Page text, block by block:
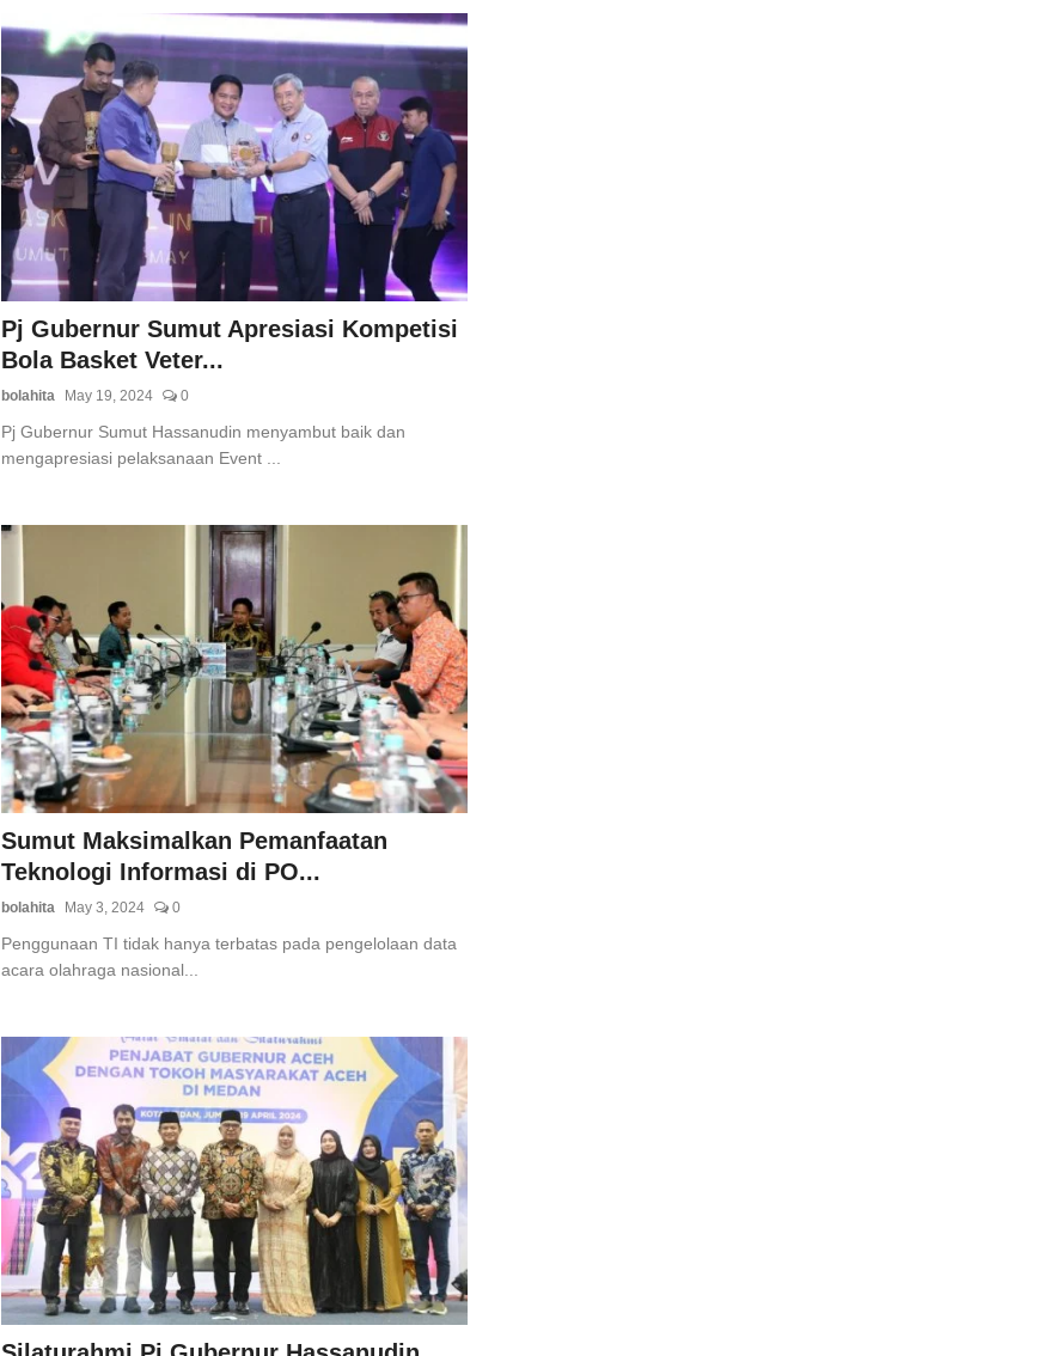
Pj Gubernur Sumut Apresiasi Kompetisi
Bola Basket Veter...
bolahita May 19, 2024 0
Pj Gubernur Sumut Hassanudin menyambut baik dan
mengapresiasi pelaksanaan Event ...
Sumut Maksimalkan Pemanfaatan
Teknologi Informasi di PO...
bolahita May 3, 2024 0
Penggunaan TI tidak hanya terbatas pada pengelolaan data
acara olahraga nasional...